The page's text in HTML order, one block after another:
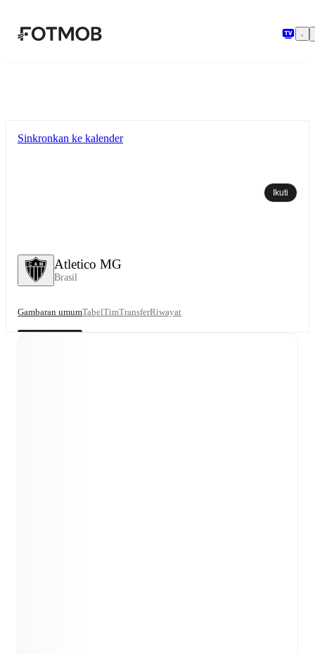
Atletico MG
Brasil
Sinkronkan ke kalender
Ikuti
Gambaran umumTabelTimTransferRiwayat